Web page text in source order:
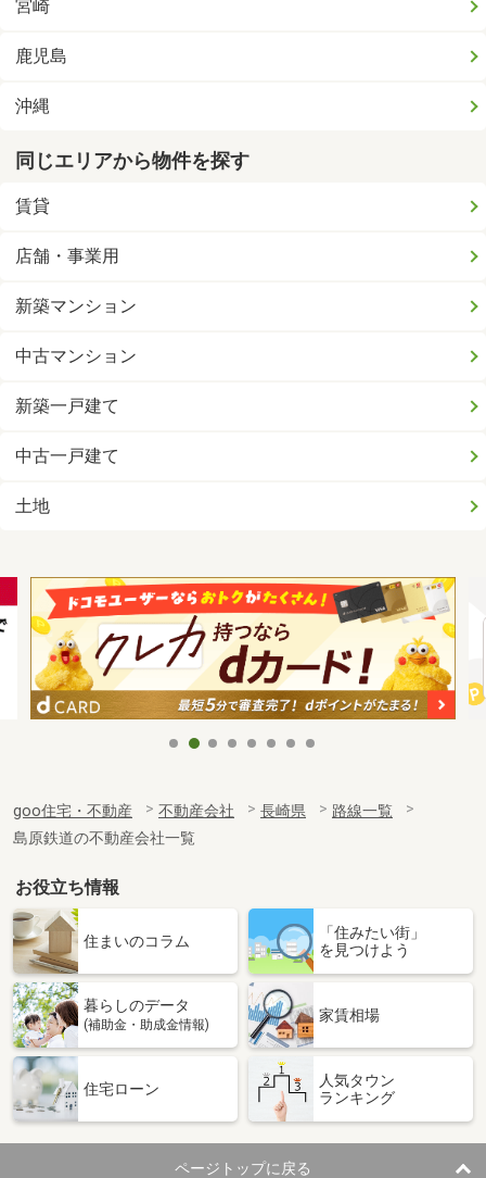
宮崎
鹿児島
沖縄
同じエリアから物件を探す
賃貸
店舗・事業用
新築マンション
中古マンション
新築一戸建て
中古一戸建て
土地
goo住宅・不動産 不動産会社 長崎県
路線一覧
島原鉄道の不動産会社一覧
お役立ち情報
住まいのコラム
「住みたい街」
を見つけよう
暮らしのデータ
(補助金・助成金情報)
家賃相場
住宅ローン
人気タウン
ランキング
ページトップに戻る